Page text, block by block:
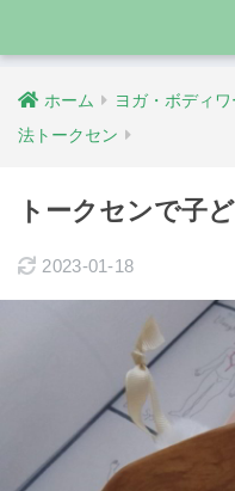
ホーム ヨガ・ボディ
法トークセン
トークセンで子
2023-01-18